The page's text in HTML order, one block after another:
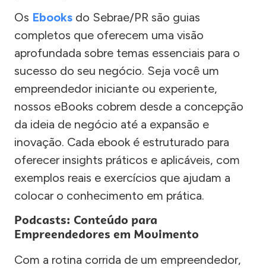
Os Ebooks do Sebrae/PR são guias
completos que oferecem uma visão
aprofundada sobre temas essenciais para o
sucesso do seu negócio. Seja você um
empreendedor iniciante ou experiente,
nossos eBooks cobrem desde a concepção
da ideia de negócio até a expansão e
inovação. Cada ebook é estruturado para
oferecer insights práticos e aplicáveis, com
exemplos reais e exercícios que ajudam a
colocar o conhecimento em prática.
Podcasts: Conteúdo para
Empreendedores em Movimento
Com a rotina corrida de um empreendedor,